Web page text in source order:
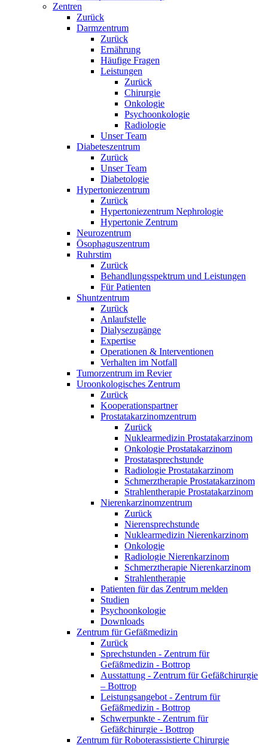
Zentren
Zurück
Darmzentrum
Zurück
Ernährung
Häufige Fragen
Leistungen
Zurück
Chirurgie
Onkologie
Psychoonkologie
Radiologie
Unser Team
Diabeteszentrum
Zurück
Unser Team
Diabetologie
Hypertoniezentrum
Zurück
Hypertoniezentrum Nephrologie
Hypertonie Zentrum
Neurozentrum
Ösophaguszentrum
Ruhrstim
Zurück
Behandlungsspektrum und Leistungen
Für Patienten
Shuntzentrum
Zurück
Anlaufstelle
Dialysezugänge
Expertise
Operationen & Interventionen
Verhalten im Notfall
Tumorzentrum im Revier
Uroonkologisches Zentrum
Zurück
Kooperationspartner
Prostatakarzinomzentrum
Zurück
Nuklearmedizin Prostatakarzinom
Onkologie Prostatakarzinom
Prostatasprechstunde
Radiologie Prostatakarzinom
Schmerztherapie Prostatakarzinom
Strahlentherapie Prostatakarzinom
Nierenkarzinomzentrum
Zurück
Nierensprechstunde
Nuklearmedizin Nierenkarzinom
Onkologie
Radiologie Nierenkarzinom
Schmerztherapie Nierenkarzinom
Strahlentherapie
Patienten für das Zentrum melden
Studien
Psychoonkologie
Downloads
Zentrum für Gefäßmedizin
Zurück
Sprechstunden - Zentrum für
Gefäßmedizin - Bottrop
Ausstattung - Zentrum für Gefäßchirurgie
– Bottrop
Leistungsangebot - Zentrum für
Gefäßmedizin - Bottrop
Schwerpunkte - Zentrum für
Gefäßchirurgie - Bottrop
Zentrum für Roboterassistierte Chirurgie